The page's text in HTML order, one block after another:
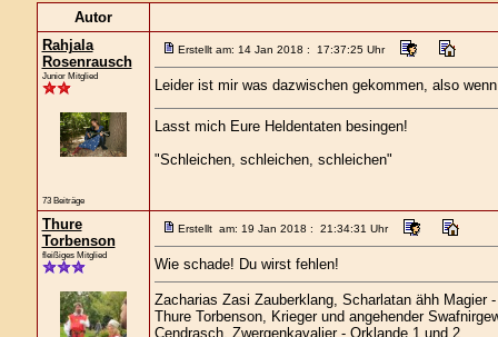
Autor
Rahjala
Rosenrausch
Junior Mitglied
73 Beiträge
Erstellt am: 14 Jan 2018 : 17:37:25 Uhr
Leider ist mir was dazwischen gekommen, also
Lasst mich Eure Heldentaten besingen!
"Schleichen, schleichen, schleichen"
Thure
Torbenson
fleißiges Mitglied
Erstellt am: 19 Jan 2018 : 21:34:31 Uhr
Wie schade! Du wirst fehlen!
Zacharias Zasi Zauberklang, Scharlatan ähh Magier
Thure Torbenson, Krieger und angehender
Cendrasch, Zwergenkavalier - Orklande 1 und 2